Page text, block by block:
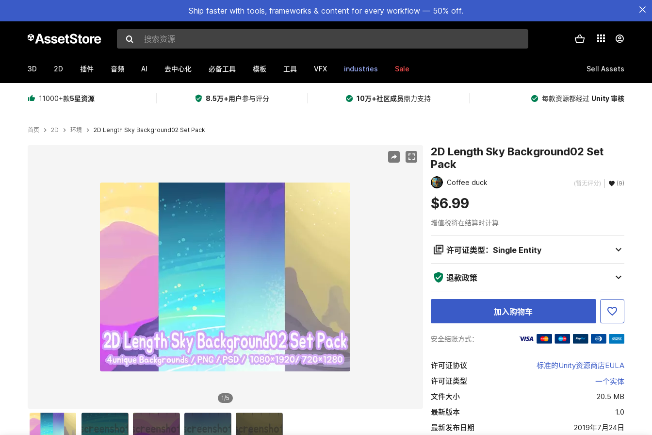
Ship faster with tools, frameworks & content for every workflow — 50% off.
搜索资源
3D 2D 插件 音频 AI 去中心化 必备工具 模板 工具 VFX industries Sale Sell Assets
11000+款5星资源 8.5万+用户参与评分 10万+社区成员鼎力支持 每款资源都经过 Unity 审核
首页 2D 环境 2D Length Sky Background02 Set Pack
1/5
2D Length Sky Background02 Set
Pack
Coffee duck (暂无评分) (9)
$6.99
增值税将在结算时计算
许可证类型：Single Entity
退款政策
加入购物车
安全结账方式：
许可证协议
标准的Unity资源商店EULA
许可证类型
一个实体
文件大小
20.5 MB
最新版本
1.0
最新发布日期
2019年7月24日